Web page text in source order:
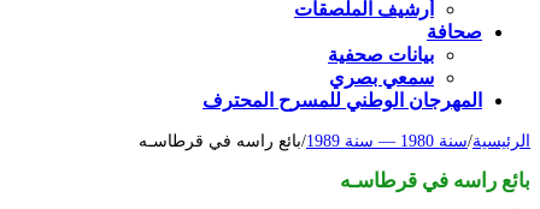
أرشيف الملصقات
صحافة
بيانات صحفية
سمعي بصري
المهرجان الوطني للمسرح المحترف
الرئيسية/سنة 1980 — سنة 1989 /بائع راسه في قرطاسـه
بائع راسه في قرطاسـه